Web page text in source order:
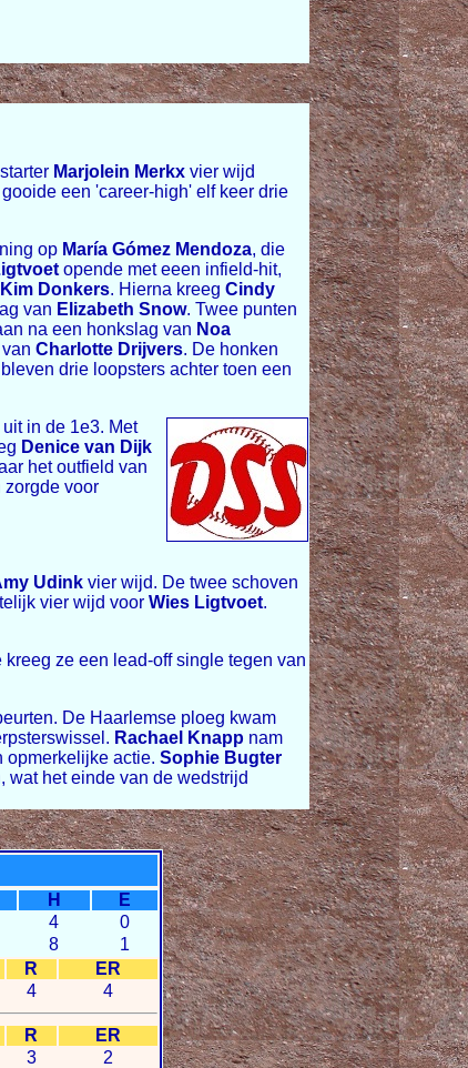
Marjolein Merkx vier wijd
een 'career-high' elf keer drie
op María Gómez Mendoza, die
opende met eeen infield-hit,
Kim Donkers. Hierna kreeg Cindy
van Elizabeth Snow. Twee punten
na een honkslag van Noa
Charlotte Drijvers. De honken
drie loopsters achter toen een
in de 1e3. Met
Denice van Dijk
het outfield van
zorgde voor
Udink vier wijd. De twee schoven
vier wijd voor Wies Ligtvoet.
ze een lead-off single tegen van
De Haarlemse ploeg kwam
Rachael Knapp nam
opmerkelijke actie. Sophie Bugter
wat het einde van de wedstrijd
H
E
4
0
8
1
R
ER
4 4
R
ER
3 2